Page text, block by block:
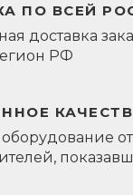
ПО ВСЕЙ
доставка
РФ
оборудование